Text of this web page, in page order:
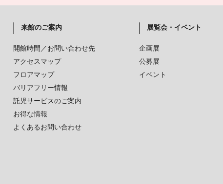
来館のご案内
開館時間／お問い合わせ先
アクセスマップ
フロアマップ
バリアフリー情報
託児サービスのご案内
お得な情報
よくあるお問い合わせ
展覧会・イベント
企画展
公募展
イベント